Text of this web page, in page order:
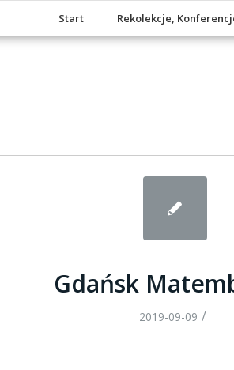
Start Rekolekcje,
Gdańsk
2019-09-09 /